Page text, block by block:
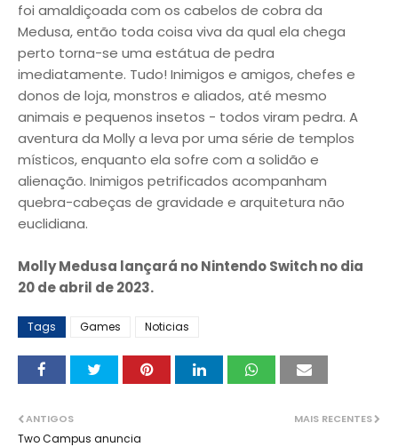
foi amaldiçoada com os cabelos de cobra da
Medusa, então toda coisa viva da qual ela chega
perto torna-se uma estátua de pedra
imediatamente. Tudo! Inimigos e amigos, chefes e
donos de loja, monstros e aliados, até mesmo
animais e pequenos insetos - todos viram pedra. A
aventura da Molly a leva por uma série de templos
místicos, enquanto ela sofre com a solidão e
alienação. Inimigos petrificados acompanham
quebra-cabeças de gravidade e arquitetura não
euclidiana.
Molly Medusa lançará no Nintendo Switch no dia
20 de abril de 2023.
Tags Games Noticias
MAIS RECENTES
ANTIGOS
Two Campus anuncia